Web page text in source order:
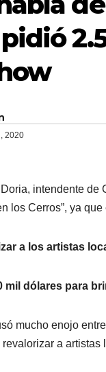
2020
intendente de
los Cerros”, ya que
a los artistas
mil dólares para
mucho enojo
a